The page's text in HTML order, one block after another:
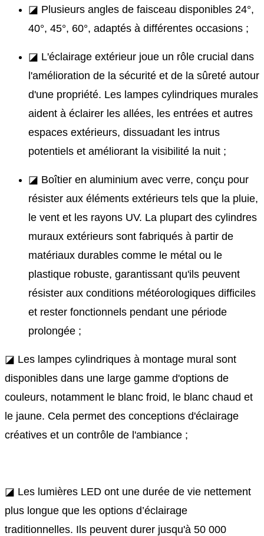
◪ Plusieurs angles de faisceau disponibles 24°,
40°, 45°, 60°, adaptés à différentes occasions ;
◪ L'éclairage extérieur joue un rôle crucial dans
l'amélioration de la sécurité et de la sûreté autour
d'une propriété. Les lampes cylindriques murales
aident à éclairer les allées, les entrées et autres
espaces extérieurs, dissuadant les intrus
potentiels et améliorant la visibilité la nuit ;
◪ Boîtier en aluminium avec verre, conçu pour
résister aux éléments extérieurs tels que la pluie,
le vent et les rayons UV. La plupart des cylindres
muraux extérieurs sont fabriqués à partir de
matériaux durables comme le métal ou le
plastique robuste, garantissant qu'ils peuvent
résister aux conditions météorologiques difficiles
et rester fonctionnels pendant une période
prolongée ;
◪ Les lampes cylindriques à montage mural sont
disponibles dans une large gamme d'options de
couleurs, notamment le blanc froid, le blanc chaud et
le jaune. Cela permet des conceptions d'éclairage
créatives et un contrôle de l'ambiance ;
◪ Les lumières LED ont une durée de vie nettement
plus longue que les options d’éclairage
traditionnelles. Ils peuvent durer jusqu'à 50 000